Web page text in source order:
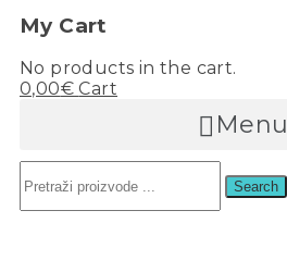
My Cart
No products in the cart.
0,00€ Cart
Menu
Search